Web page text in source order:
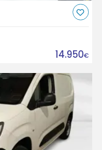
14.950€